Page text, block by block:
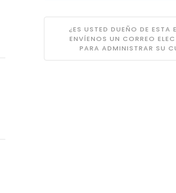
¿ES USTED DUEÑO DE ESTA
ENVÍENOS UN CORREO
PARA ADMINISTRAR SU